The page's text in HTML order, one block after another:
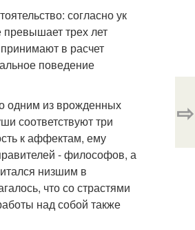
согласно ук
трех лет
в расчет
поведение
одним из врожденных
соответствуют три
к аффектам, ему
- философов, а
низшим в
что со страстями
над собой также
⇨